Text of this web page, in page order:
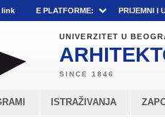
link E PLATFORME: PRIJEMNI I
UNIVERZITET U
ISTRAŽIVANJA